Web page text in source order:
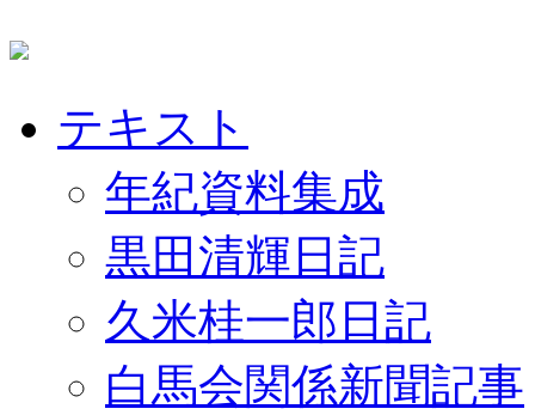
テキスト
年紀資料集成
黒田清輝日記
久米桂一郎日記
白馬会関係新聞記事